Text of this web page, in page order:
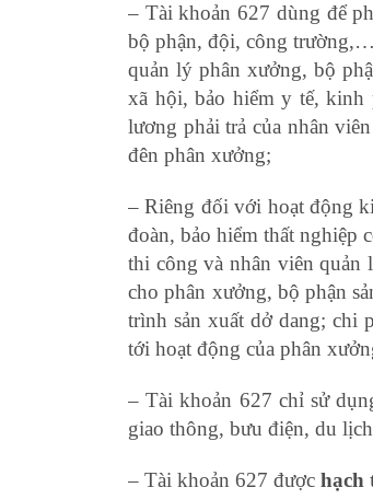
– Tài khoản 627 dùng để
bộ phận, đội, công
quản lý phân xưởng, bộ
xã hội, bảo hiểm y tế, kinh
lương phải trả của nhân
đên phân xưởng;
– Riêng đối với hoạt động
đoàn, bảo hiểm thất nghiệp
thi công và nhân viên quản
cho phân xưởng, bộ phận
trình sản xuất dở dang; chi
tới hoạt động của phân
– Tài khoản 627 chỉ sử
giao thông, bưu điện, du
– Tài khoản 627 được hạch